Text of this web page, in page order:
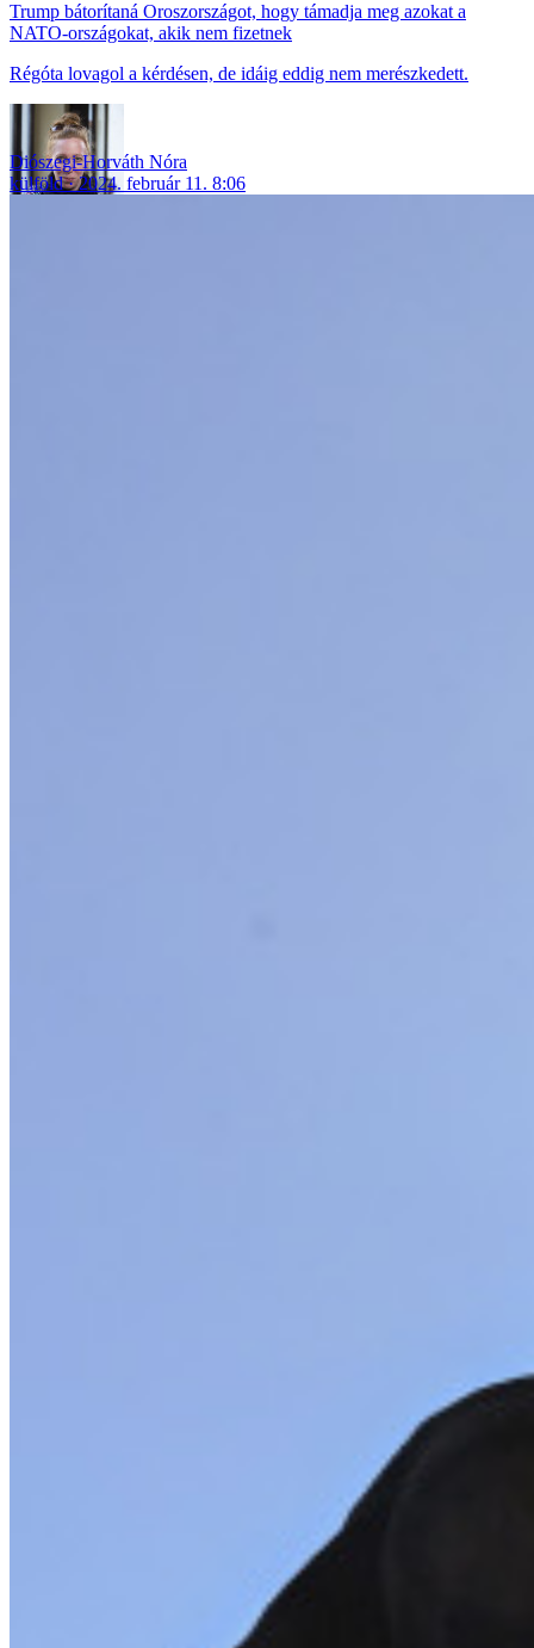
Trump bátorítaná Oroszországot, hogy támadja meg azokat a
NATO-országokat, akik nem fizetnek
Régóta lovagol a kérdésen, de idáig eddig nem merészkedett.
Diószegi-Horváth Nóra
külföld
2024. február 11. 8:06